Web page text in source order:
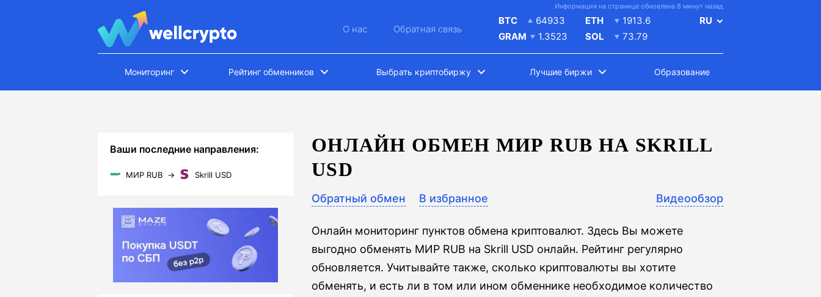
Информация на странице обновлена 8 минут назад
О нас Обратная связь
BTC
64933
GRAM
1.3523
ETH
1913.6
SOL
73.79
RU
Мониторинг Рейтинг обменников Выбрать криптобиржу Лучшие биржи Образование
Ваши последние направления:
МИР RUB → Skrill USD
ОНЛАЙН ОБМЕН МИР RUB НА SKRILL
USD
Обратный обмен В избранное Видеообзор
Онлайн мониторинг пунктов обмена криптовалют. Здесь Вы можете
выгодно обменять МИР RUB на Skrill USD онлайн. Рейтинг регулярно
обновляется. Учитывайте также, сколько криптовалюты вы хотите
обменять, и есть ли в том или ином обменнике необходимое количество